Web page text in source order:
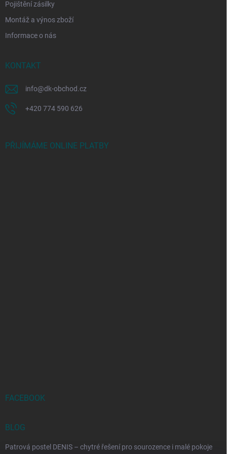
Pojištění zásilky
Montáž a výnos zboží
Informace o nás
KONTAKT
info@dk-obchod.cz
+420 774 590 626
PŘIJÍMÁME ONLINE PLATBY
FACEBOOK
BLOG
Patrová postel DENIS – chytré řešení pro sourozence i malé pokoje